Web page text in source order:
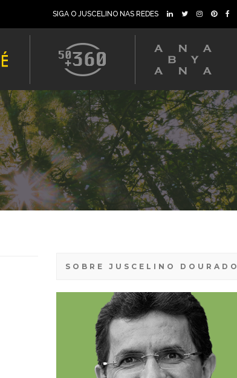
SIGA O JUSCELINO NAS REDES
SOBRE JUSCELINO DOURADO